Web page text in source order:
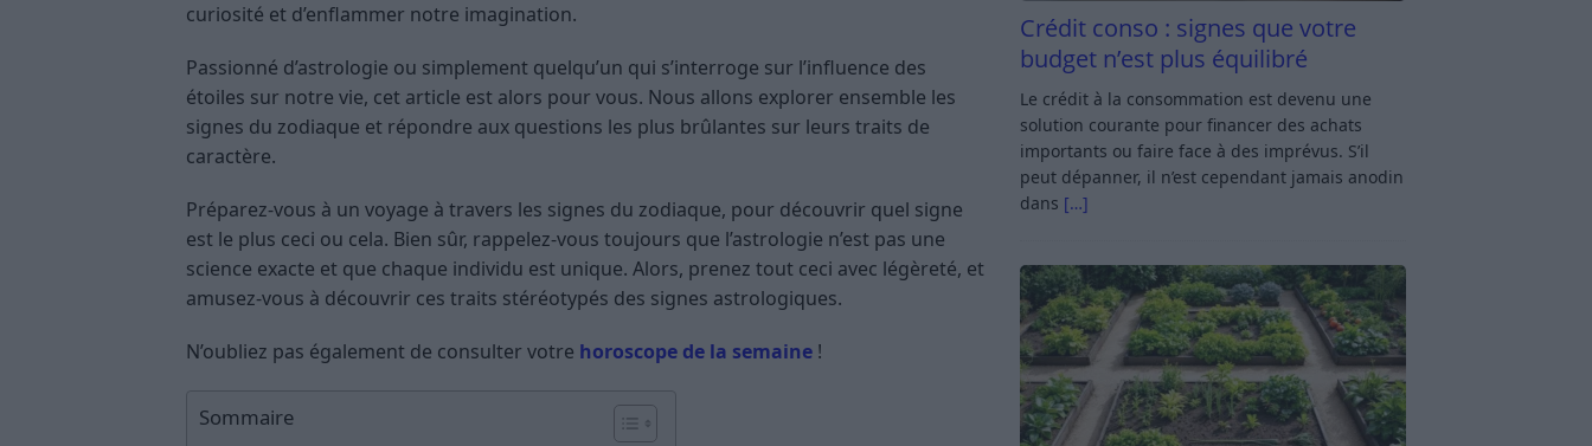
curiosité et d’enflammer notre imagination.
Passionné d’astrologie ou simplement quelqu’un qui s’interroge sur l’influence des
étoiles sur notre vie, cet article est alors pour vous. Nous allons explorer ensemble les
signes du zodiaque et répondre aux questions les plus brûlantes sur leurs traits de
caractère.
Préparez-vous à un voyage à travers les signes du zodiaque, pour découvrir quel signe
est le plus ceci ou cela. Bien sûr, rappelez-vous toujours que l’astrologie n’est pas une
science exacte et que chaque individu est unique. Alors, prenez tout ceci avec légèreté, et
amusez-vous à découvrir ces traits stéréotypés des signes astrologiques.
N’oubliez pas également de consulter votre horoscope de la semaine !
Sommaire
Crédit conso : signes que votre
budget n’est plus équilibré
Le crédit à la consommation est devenu une
solution courante pour financer des achats
importants ou faire face à des imprévus. S’il
peut dépanner, il n’est cependant jamais anodin
dans […]